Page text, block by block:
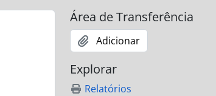
Área de Transferência
Adicionar
Explorar
Relatórios